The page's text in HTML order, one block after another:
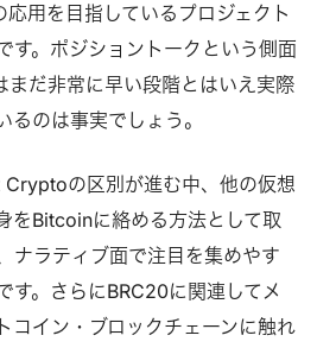
用を目指しているプロジェクト
す。ポジショントークという側面
まだ非常に早い段階とはいえ実際
るのは事実でしょう。
の区別が進む中、他の仮想
をBitcoinに絡める方法として取
ナラティブ面で注目を集めやす
す。さらにBRC20に関連してメ
コイン・ブロックチェーンに触れ